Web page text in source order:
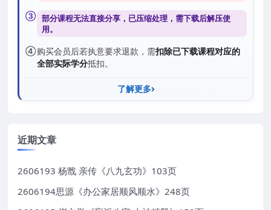
③ 部分课程无法直接分享，已压缩处理，需下载后解压使
用。
④购买会员后若执意要求退款，需扣除已下载课程对应的
全部实际学分抵扣。
了解更多
近期文章
2606193 杨戬 亲传《八九玄功》103页
2606194思源《办公家居顺风顺水》248页